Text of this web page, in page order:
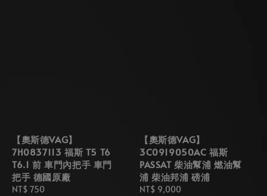
【奧斯德VAG】
7H0837113 福斯 T5 T6
T6.1 前 車門內把手 車門
把手 德國原廠
Regular
NT$ 750
【奧斯德VAG】
3C0919050AC 福斯
PASSAT 柴油幫浦 燃油幫
浦 柴油邦浦 磅浦
Regular
NT$ 9,000